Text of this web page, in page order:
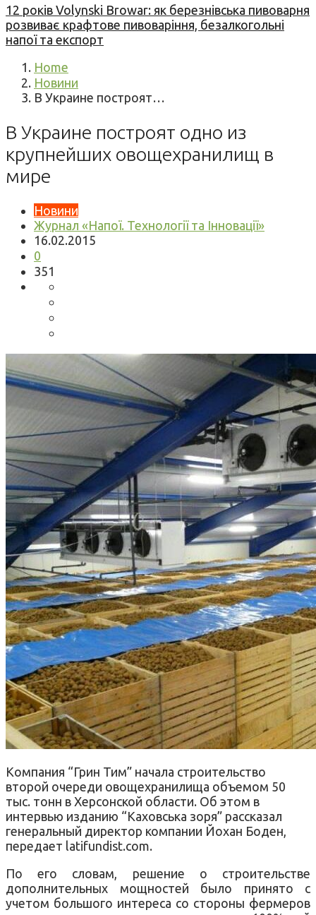
12 років Volynski Browar: як березнівська пивоварня
розвиває крафтове пивоваріння, безалкогольні
напої та експорт
Home
Новини
В Украине построят…
В Украине построят одно из
крупнейших овощехранилищ в
мире
Новини
Журнал «Напої. Технології та Інновації»
16.02.2015
0
351
Компания “Грин Тим” начала строительство
второй очереди овощехранилища объемом 50
тыс. тонн в Херсонской области. Об этом в
интервью изданию “Каховська зоря” рассказал
генеральный директор компании Йохан Боден,
передает latifundist.com.
По его словам, решение о строительстве
дополнительных мощностей было принято с
учетом большого интереса со стороны фермеров